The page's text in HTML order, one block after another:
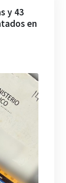
y 43
en